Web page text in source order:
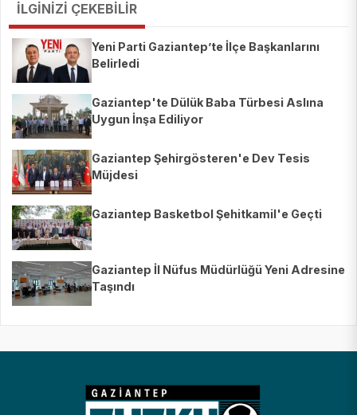
İLGİNİZİ ÇEKEBİLİR
Yeni Parti Gaziantep’te İlçe Başkanlarını
Belirledi
Gaziantep'te Dülük Baba Türbesi Aslına
Uygun İnşa Ediliyor
Gaziantep Şehirgösteren'e Dev Tesis
Müjdesi
Gaziantep Basketbol Şehitkamil'e Geçti
Gaziantep İl Nüfus Müdürlüğü Yeni Adresine
Taşındı